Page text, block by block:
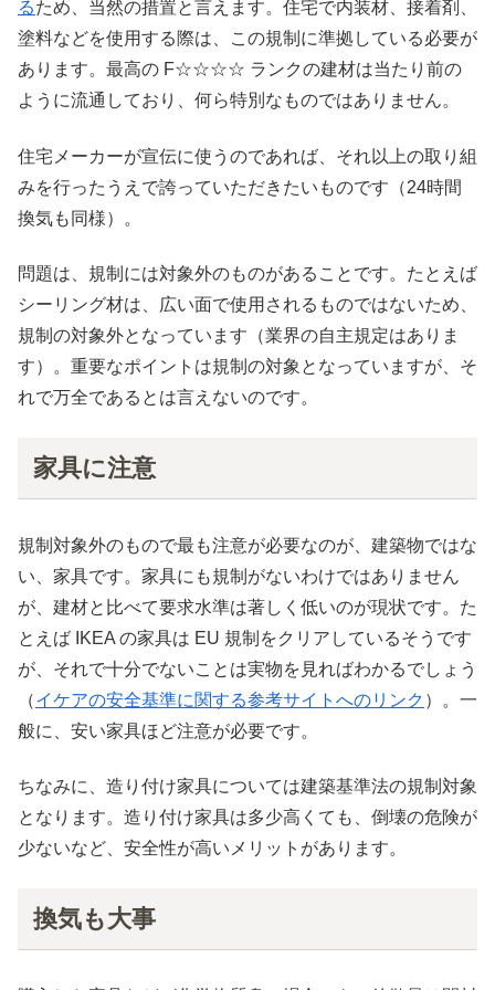
るため、当然の措置と言えます。住宅で内装材、接着剤、
塗料などを使用する際は、この規制に準拠している必要が
あります。最高の F☆☆☆☆ ランクの建材は当たり前の
ように流通しており、何ら特別なものではありません。
住宅メーカーが宣伝に使うのであれば、それ以上の取り組
みを行ったうえで誇っていただきたいものです（24時間
換気も同様）。
問題は、規制には対象外のものがあることです。たとえば
シーリング材は、広い面で使用されるものではないため、
規制の対象外となっています（業界の自主規定はありま
す）。重要なポイントは規制の対象となっていますが、そ
れで万全であるとは言えないのです。
家具に注意
規制対象外のもので最も注意が必要なのが、建築物ではな
い、家具です。家具にも規制がないわけではありません
が、建材と比べて要求水準は著しく低いのが現状です。た
とえば IKEA の家具は EU 規制をクリアしているそうです
が、それで十分でないことは実物を見ればわかるでしょう
（イケアの安全基準に関する参考サイトへのリンク ）。一
般に、安い家具ほど注意が必要です。
ちなみに、造り付け家具については建築基準法の規制対象
となります。造り付け家具は多少高くても、倒壊の危険が
少ないなど、安全性が高いメリットがあります。
換気も大事